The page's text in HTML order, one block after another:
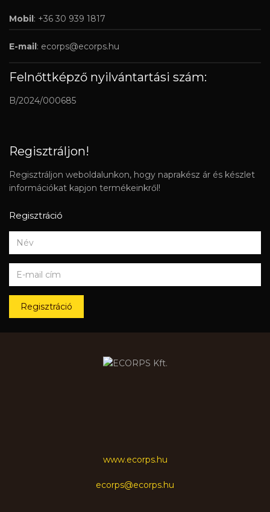
Mobil : +36 30 939 1817
E-mail : ecorps@ecorps.hu
Felnőttképző nyilvántartási szám:
B/2024/000685
Regisztráljon!
Regisztráljon weboldalunkon, hogy naprakész ár és készlet
információkat kapjon termékeinkről!
Regisztráció
Regisztráció
www.ecorps.hu
ecorps@ecorps.hu